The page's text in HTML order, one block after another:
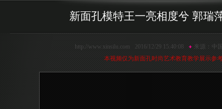
新面孔模特王一亮相度兮 郭瑞
http://www.xinsilu.com 2016/12/29 15:40:08 来源： 中
本视频仅为新面孔时尚艺术教育教学展示参